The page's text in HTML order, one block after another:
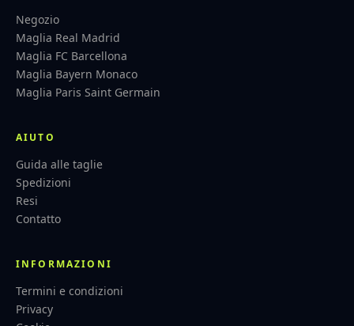
Negozio
Maglia Real Madrid
Maglia FC Barcellona
Maglia Bayern Monaco
Maglia Paris Saint Germain
AIUTO
Guida alle taglie
Spedizioni
Resi
Contatto
INFORMAZIONI
Termini e condizioni
Privacy